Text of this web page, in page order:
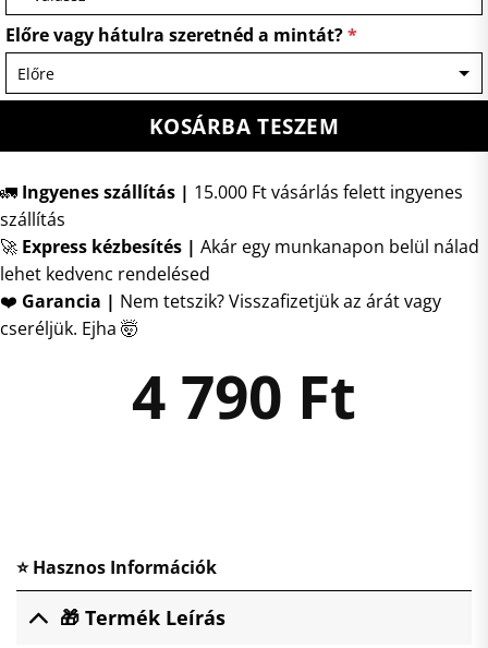
Előre vagy hátulra szeretnéd a mintát?*
KOSÁRBA TESZEM
🚛 Ingyenes szállítás | 15.000 Ft vásárlás felett ingyenes
szállítás
🚀 Express kézbesítés | Akár egy munkanapon belül nálad
lehet kedvenc rendelésed
❤️ Garancia | Nem tetszik? Visszafizetjük az árát vagy
cseréljük. Ejha 🤯
4 790 Ft
⭐ Hasznos Információk
🎁 Termék Leírás